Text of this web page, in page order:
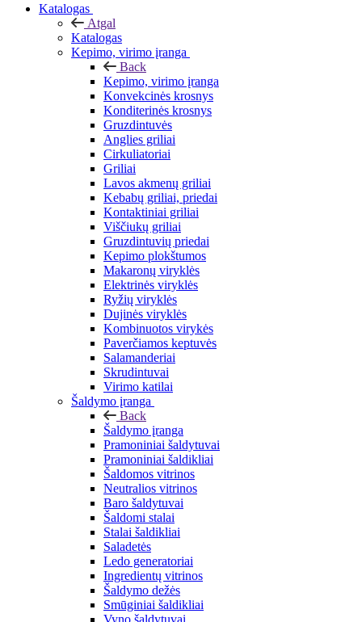
Katalogas
Atgal
Katalogas
Kepimo, virimo įranga
Back
Kepimo, virimo įranga
Konvekcinės krosnys
Konditerinės krosnys
Gruzdintuvės
Anglies griliai
Cirkuliatoriai
Griliai
Lavos akmenų griliai
Kebabų griliai, priedai
Kontaktiniai griliai
Viščiukų griliai
Gruzdintuvių priedai
Kepimo plokštumos
Makaronų viryklės
Elektrinės viryklės
Ryžių viryklės
Dujinės viryklės
Kombinuotos virykės
Paverčiamos keptuvės
Salamanderiai
Skrudintuvai
Virimo katilai
Šaldymo įranga
Back
Šaldymo įranga
Pramoniniai šaldytuvai
Pramoniniai šaldikliai
Šaldomos vitrinos
Neutralios vitrinos
Baro šaldytuvai
Šaldomi stalai
Stalai šaldikliai
Saladetės
Ledo generatoriai
Ingredientų vitrinos
Šaldymo dežės
Smūginiai šaldikliai
Vyno šaldytuvai